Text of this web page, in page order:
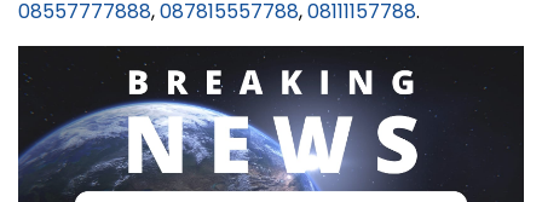
08557777888,087815557788,08111157788.